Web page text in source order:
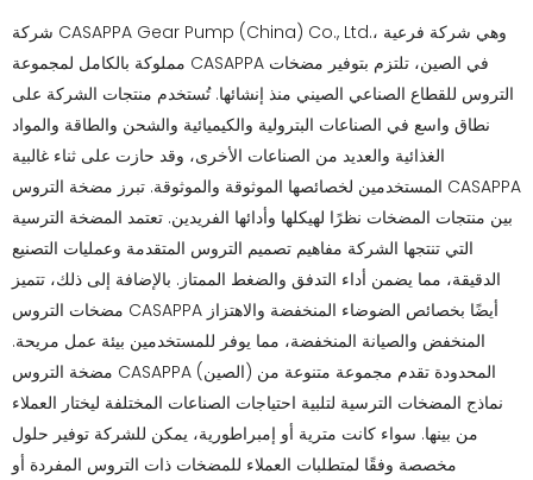
شركة CASAPPA Gear Pump (China) Co., Ltd.، وهي شركة فرعية
مملوكة بالكامل لمجموعة CASAPPA في الصين، تلتزم بتوفير مضخات
التروس للقطاع الصناعي الصيني منذ إنشائها. تُستخدم منتجات الشركة على
نطاق واسع في الصناعات البترولية والكيميائية والشحن والطاقة والمواد
الغذائية والعديد من الصناعات الأخرى، وقد حازت على ثناء غالبية
المستخدمين لخصائصها الموثوقة والموثوقة. تبرز مضخة التروس CASAPPA
بين منتجات المضخات نظرًا لهيكلها وأدائها الفريدين. تعتمد المضخة الترسية
التي تنتجها الشركة مفاهيم تصميم التروس المتقدمة وعمليات التصنيع
الدقيقة، مما يضمن أداء التدفق والضغط الممتاز. بالإضافة إلى ذلك، تتميز
مضخات التروس CASAPPA أيضًا بخصائص الضوضاء المنخفضة والاهتزاز
المنخفض والصيانة المنخفضة، مما يوفر للمستخدمين بيئة عمل مريحة.
مضخة التروس CASAPPA (الصين) المحدودة تقدم مجموعة متنوعة من
نماذج المضخات الترسية لتلبية احتياجات الصناعات المختلفة ليختار العملاء
من بينها. سواء كانت مترية أو إمبراطورية، يمكن للشركة توفير حلول
مخصصة وفقًا لمتطلبات العملاء للمضخات ذات التروس المفردة أو